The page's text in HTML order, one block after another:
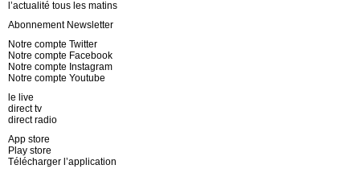
l’actualité tous les matins
Abonnement Newsletter
Notre compte Twitter
Notre compte Facebook
Notre compte Instagram
Notre compte Youtube
le live
direct tv
direct radio
App store
Play store
Télécharger l’application